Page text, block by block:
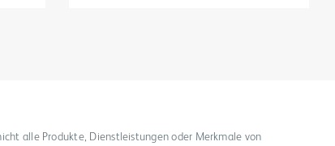
alle Produkte, Dienstleistungen oder Merkmale von